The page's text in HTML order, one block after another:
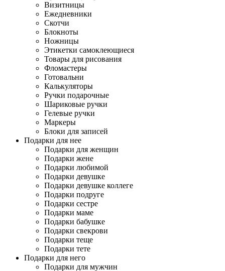
Визитницы
Ежедневники
Скотчи
Блокноты
Ножницы
Этикетки самоклеющиеся
Товары для рисования
Фломастеры
Готовальни
Калькуляторы
Ручки подарочные
Шариковые ручки
Гелевые ручки
Маркеры
Блоки для записей
Подарки для нее
Подарки для женщин
Подарки жене
Подарки любимой
Подарки девушке
Подарки девушке коллеге
Подарки подруге
Подарки сестре
Подарки маме
Подарки бабушке
Подарки свекрови
Подарки теще
Подарки тете
Подарки для него
Подарки для мужчин